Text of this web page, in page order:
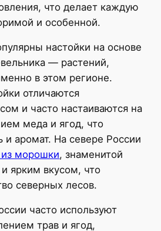
что делает каждую
и особенной.
настойки на основе
— растений,
в этом регионе.
отличаются
и часто настаиваются на
меда и ягод, что
и аромат. На севере России
из морошки, знаменитой
ярким вкусом, что
северных лесов.
часто используют
трав и ягод,